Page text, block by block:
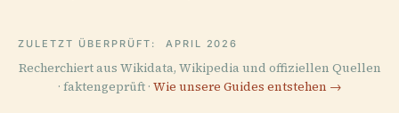
ZULETZT ÜBERPRÜFT: APRIL 2026
Recherchiert aus Wikidata, Wikipedia und offiziellen Quellen
· faktengeprüft · Wie unsere Guides entstehen →